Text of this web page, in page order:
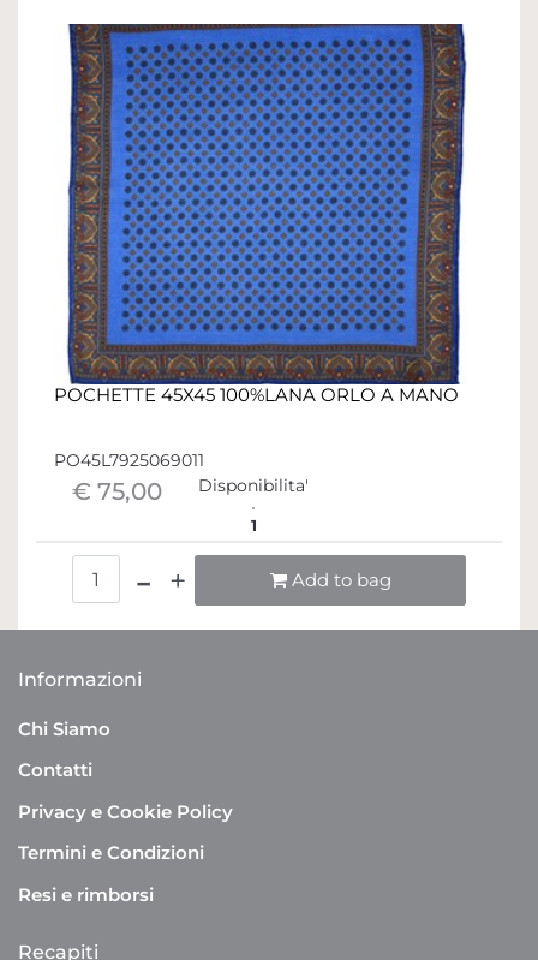
POCHETTE 45X45 100%LANA ORLO A MANO
PO45L7925069011
€ 75,00 Disponibilita'
1
Add to bag
Informazioni
Chi Siamo
Contatti
Privacy e Cookie Policy
Termini e Condizioni
Resi e rimborsi
Recapiti